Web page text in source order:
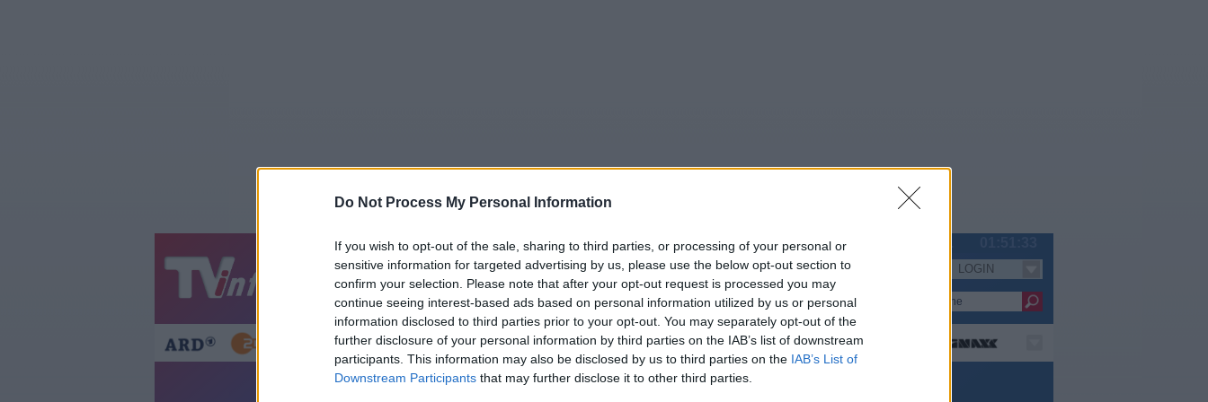
Do Not Process My Personal Information
If you wish to opt-out of the sale, sharing to third parties, or processing of your personal or
sensitive information for targeted advertising by us, please use the below opt-out section to
confirm your selection. Please note that after your opt-out request is processed you may
continue seeing interest-based ads based on personal information utilized by us or personal
information disclosed to third parties prior to your opt-out. You may separately opt-out of the
further disclosure of your personal information by third parties on the IAB’s list of downstream
participants. This information may also be disclosed by us to third parties on the IAB’s List of
Downstream Participants that may further disclose it to other third parties.
Jetzt 20:15 Tipps Sender Merkzettel TV-Agent Fußball Serien
Gestern Heute Sa So Mo Di Mi Do
LOGIN
Wir in Bayern - Report / Regionalmagazin